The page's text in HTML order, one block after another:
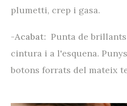
plumetti, crep i gasa.
-Acabat: Punta de
cintura i a l'esquena.
botons forrats del mateix